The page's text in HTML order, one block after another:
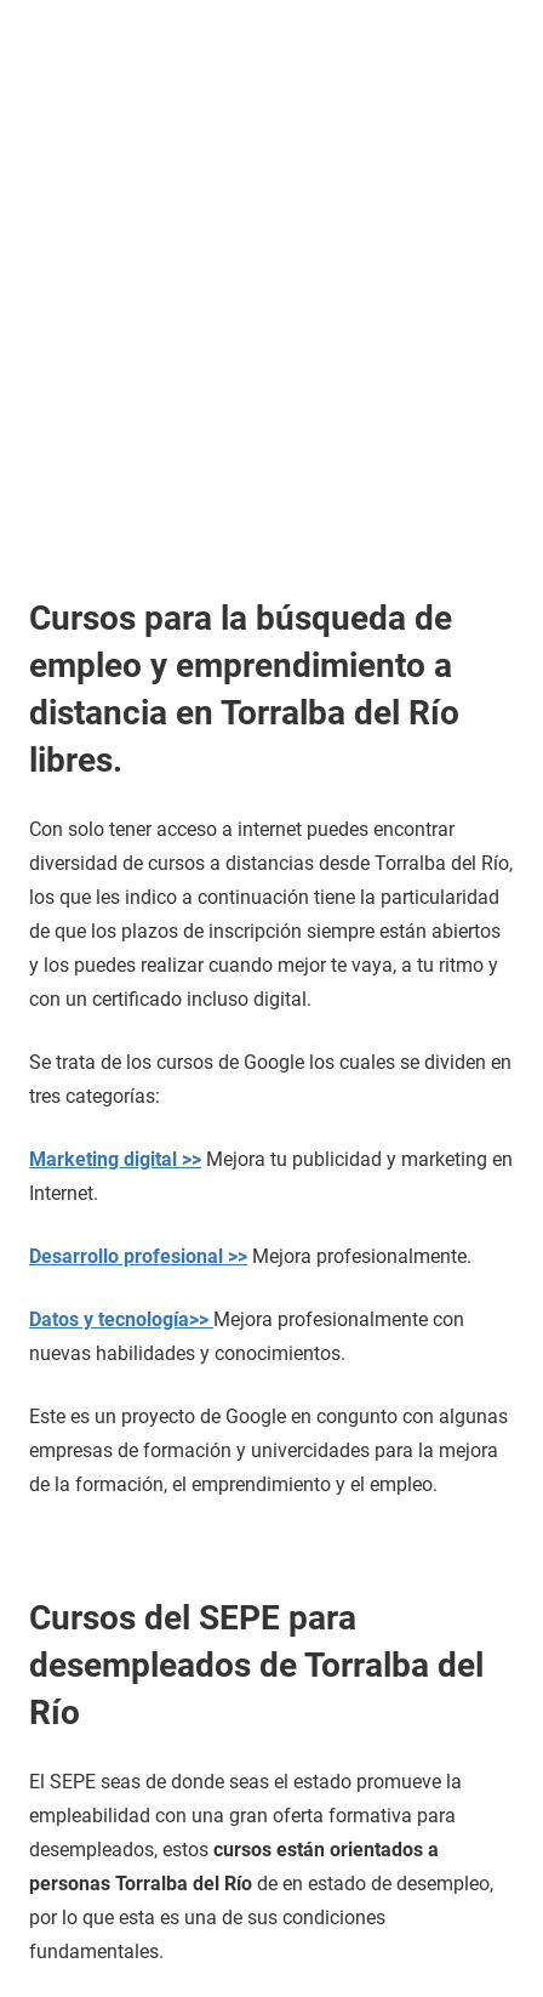
Cursos para la búsqueda de
empleo y emprendimiento a
distancia en Torralba del Río
libres.
Con solo tener acceso a internet puedes encontrar
diversidad de cursos a distancias desde Torralba del Río,
los que les indico a continuación tiene la particularidad
de que los plazos de inscripción siempre están abiertos
y los puedes realizar cuando mejor te vaya, a tu ritmo y
con un certificado incluso digital.
Se trata de los cursos de Google los cuales se dividen en
tres categorías:
Marketing digital >> Mejora tu publicidad y marketing en
Internet.
Desarrollo profesional >> Mejora profesionalmente.
Datos y tecnología>> Mejora profesionalmente con
nuevas habilidades y conocimientos.
Este es un proyecto de Google en congunto con algunas
empresas de formación y univercidades para la mejora
de la formación, el emprendimiento y el empleo.
Cursos del SEPE para
desempleados de Torralba del
Río
El SEPE seas de donde seas el estado promueve la
empleabilidad con una gran oferta formativa para
desempleados, estos cursos están orientados a
personas Torralba del Río de en estado de desempleo,
por lo que esta es una de sus condiciones
fundamentales.